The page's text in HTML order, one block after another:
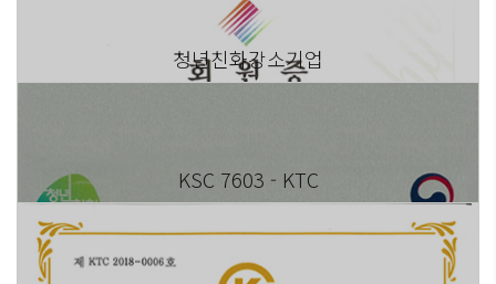
청년친화강소기업
KSC 7603 - KTC